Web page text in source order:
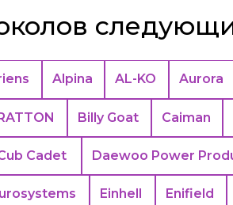
Alpina AL-KO Aurora
Billy Goat Caiman
Cadet Daewoo Power
Einhell Enifield